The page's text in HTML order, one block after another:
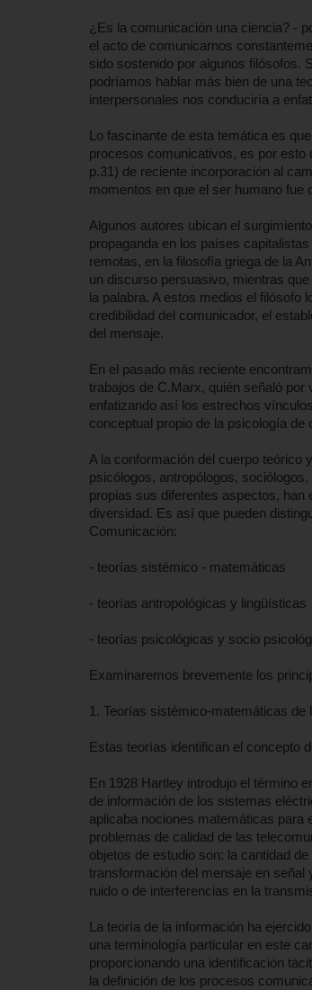
¿Es la comunicación una ciencia? -
el acto de comunicarnos
sido sostenido por algunos filósofos.
podríamos hablar más bien de una
interpersonales nos conduciría a
Lo fascinante de esta temática es
procesos comunicativos, es por esto
p.31) de reciente incorporación al
momentos en que el ser humano
Algunos autores ubican el
propaganda en los países
remotas, en la filosofía griega de la
un discurso persuasivo, mientras
la palabra. A estos medios el filósofo
credibilidad del comunicador, el
del mensaje.
En el pasado más reciente
trabajos de C.Marx, quién señaló por
enfatizando así los estrechos
conceptual propio de la psicología
A la conformación del cuerpo teórico
psicólogos, antropólogos,
propias sus diferentes aspectos, han
diversidad. Es así que pueden
Comunicación:
- teorías sistémico - matemáticas
- teorías antropológicas y lingüísticas
- teorías psicológicas y socio
Examinaremos brevemente los
1. Teorías sistémico-matemáticas de
Estas teorías identifican el concepto
En 1928 Hartley introdujo el término
de información de los sistemas
aplicaba nociones matemáticas para
problemas de calidad de las
objetos de estudio son: la cantidad
transformación del mensaje en
ruido o de interferencias en la
La teoría de la información ha
una terminología particular en este
proporcionando una identificación
la definición de los procesos